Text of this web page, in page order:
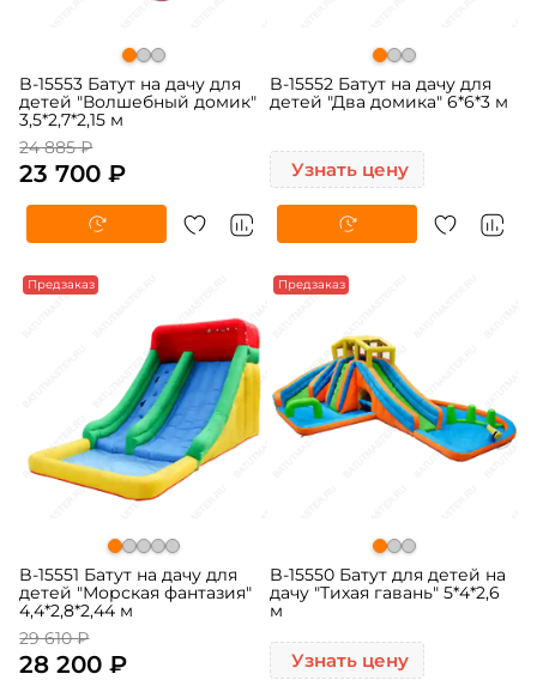
B-15553 Батут на дачу для
детей "Волшебный домик"
3,5*2,7*2,15 м
24 885 ₽
23 700 ₽
B-15552 Батут на дачу для
детей "Два домика" 6*6*3 м
Узнать цену
-5% Предзаказ
B-15551 Батут на дачу для
детей "Морская фантазия"
4,4*2,8*2,44 м
29 610 ₽
28 200 ₽
Предзаказ
B-15550 Батут для детей на
дачу "Тихая гавань" 5*4*2,6
м
Узнать цену